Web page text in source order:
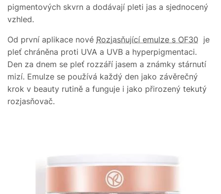
pigmentových skvrn a dodávají pleti jas a sjednocený
vzhled.
Od první aplikace nové Rozjasňující emulze s OF30 je
pleť chráněna proti UVA a UVB a hyperpigmentaci.
Den za dnem se pleť rozzáří jasem a známky stárnutí
mizí. Emulze se používá každý den jako závěrečný
krok v beauty rutině a funguje i jako přirozený tekutý
rozjasňovač.